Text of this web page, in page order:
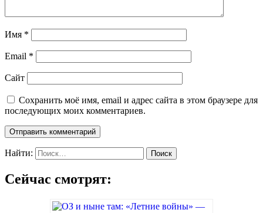
Имя *
Email *
Сайт
Сохранить моё имя, email и адрес сайта в этом браузере для
последующих моих комментариев.
Найти:
Сейчас смотрят: